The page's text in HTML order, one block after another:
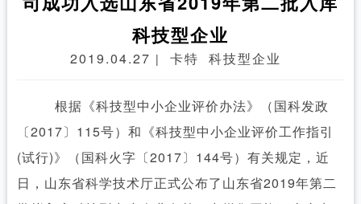
科技型企业
2019.04.27 | 卡特 科技型企业
根据《科技型中小企业评价办法》（国科发政
〔2017〕115号）和《科技型中小企业评价工作指引
(试行)》（国科火字〔2017〕144号）有关规定，近
日，山东省科学技术厅正式公布了山东省2019年第二